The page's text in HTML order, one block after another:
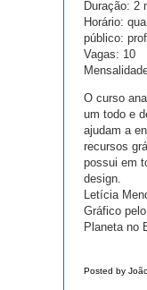
Duração: 2
Horário:
público:
Vagas: 10
O curso
um todo e
ajudam a
recursos
possui em
design.
Letícia
Gráfico
Planeta no
Posted by